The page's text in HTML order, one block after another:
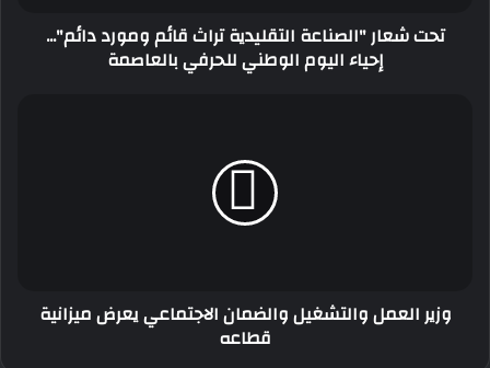
اليومتحت شعار "الصناعة التقليدية تراث قائم ومورد دائم"...
إحياء اليوم الوطني للحرفي بالعاصمة
وزير العمل والتشغيل والضمان الاجتماعي يعرض ميزانية
قطاعه